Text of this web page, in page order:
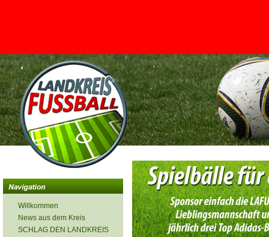
<
Willkommen
News aus dem Kreis
SCHLAG DEN LANDKREIS